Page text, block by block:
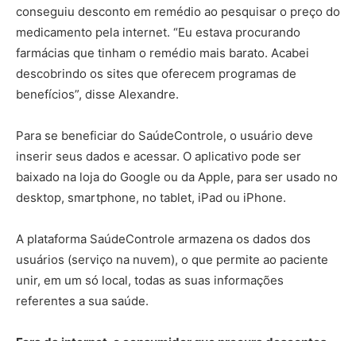
conseguiu desconto em remédio ao pesquisar o preço do
medicamento pela internet. “Eu estava procurando
farmácias que tinham o remédio mais barato. Acabei
descobrindo os sites que oferecem programas de
benefícios”, disse Alexandre.
Para se beneficiar do SaúdeControle, o usuário deve
inserir seus dados e acessar. O aplicativo pode ser
baixado na loja do Google ou da Apple, para ser usado no
desktop, smartphone, no tablet, iPad ou iPhone.
A plataforma SaúdeControle armazena os dados dos
usuários (serviço na nuvem), o que permite ao paciente
unir, em um só local, todas as suas informações
referentes a sua saúde.